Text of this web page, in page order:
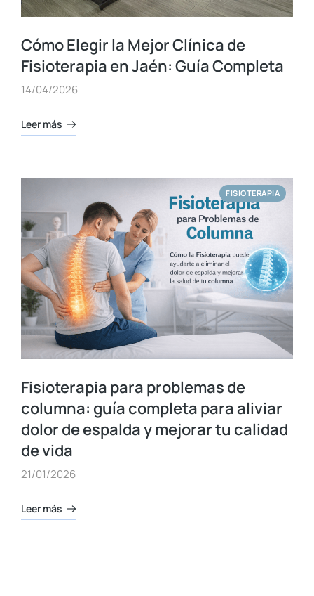
Cómo Elegir la Mejor Clínica de
Fisioterapia en Jaén: Guía Completa
14/04/2026
Leer más
FISIOTERAPIA
Fisioterapia para problemas de
columna: guía completa para aliviar
dolor de espalda y mejorar tu calidad
de vida
21/01/2026
Leer más